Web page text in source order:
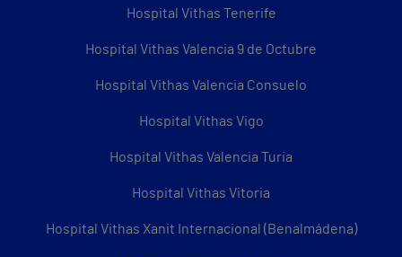
Hospital Vithas Tenerife
Hospital Vithas Valencia 9 de Octubre
Hospital Vithas Valencia Consuelo
Hospital Vithas Vigo
Hospital Vithas Valencia Turia
Hospital Vithas Vitoria
Hospital Vithas Xanit Internacional (Benalmádena)